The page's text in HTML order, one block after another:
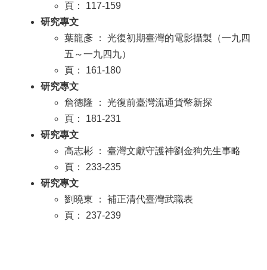
頁： 117-159
研究專文
葉龍彥 ： 光復初期臺灣的電影攝製（一九四
五～一九四九）
頁： 161-180
研究專文
詹德隆 ： 光復前臺灣流通貨幣新探
頁： 181-231
研究專文
高志彬 ： 臺灣文獻守護神劉金狗先生事略
頁： 233-235
研究專文
劉曉東 ： 補正清代臺灣武職表
頁： 237-239